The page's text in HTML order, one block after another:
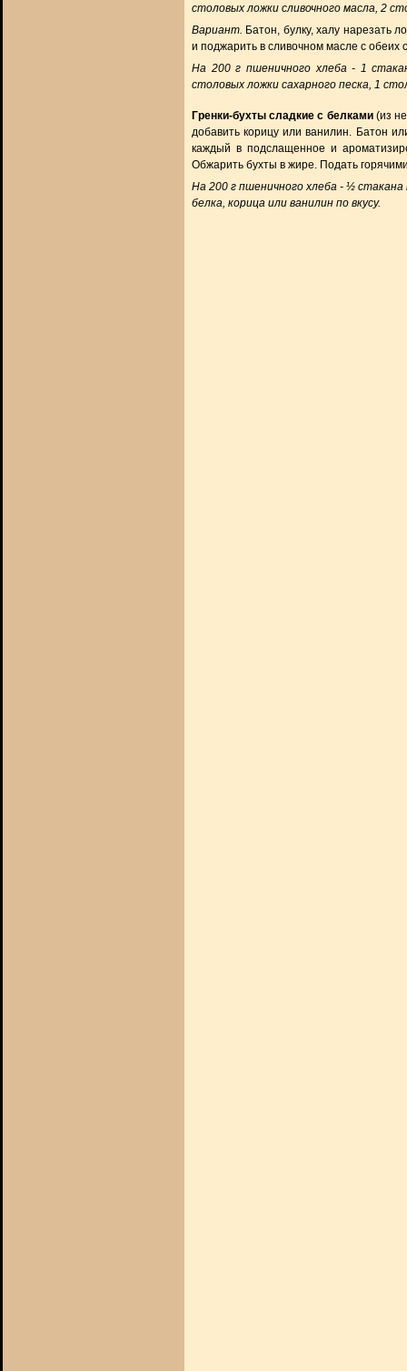
столовых ложки сливочного масла, 2
Вариант. Батон, булку, халу нарезать
и поджарить в сливочном масле с обеих
На 200 г пшеничного хлеба - 1
столовых ложки сахарного песка, 1
Гренки-бухты сладкие с белками(из
добавить корицу или ванилин. Батон
каждый в подслащенное и
Обжарить бухты в жире. Подать
На 200 г пшеничного хлеба - ½ стакана
белка, корица или ванилин по вкусу.